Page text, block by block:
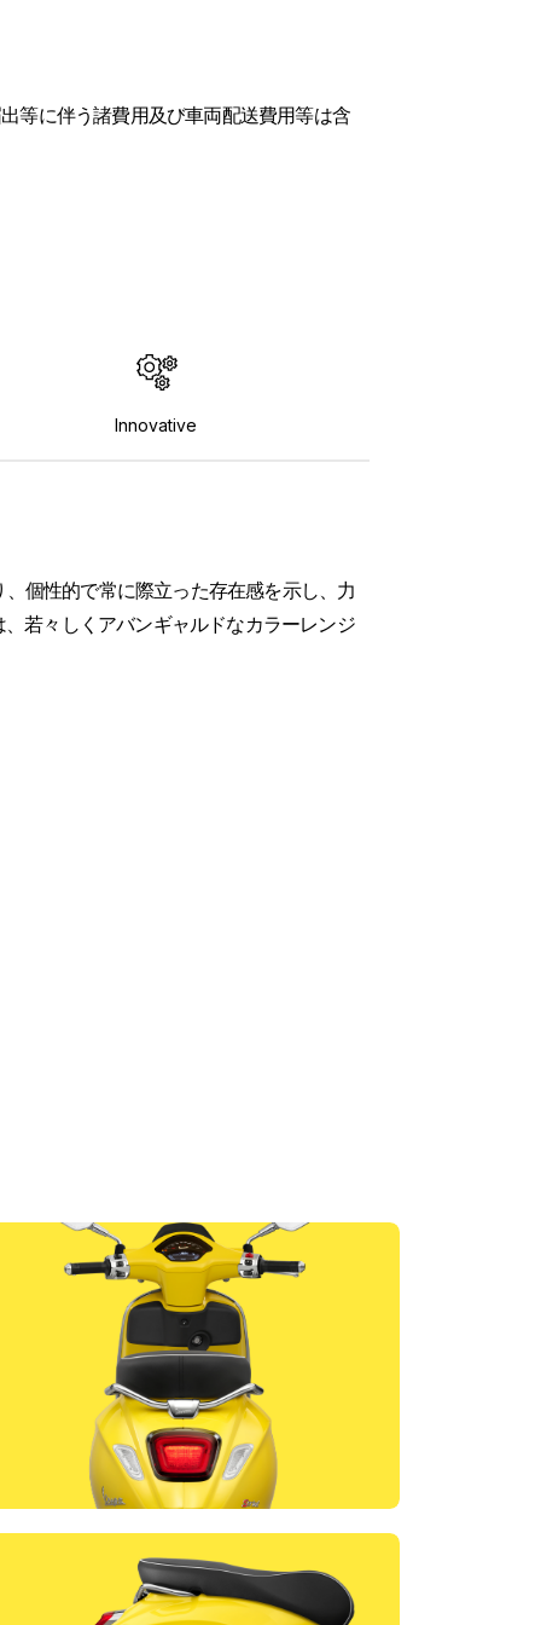
等に伴う諸費用及び車両配送費用等は含
Innovative
個性的で常に際立った存在感を示し、力
若々しくアバンギャルドなカラーレンジ